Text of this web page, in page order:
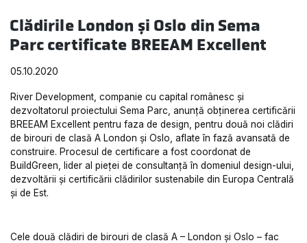
Clădirile London și Oslo din Sema
Parc certificate BREEAM Excellent
05.10.2020
River Development, companie cu capital românesc și
dezvoltatorul proiectului Sema Parc, anunță obținerea certificării
BREEAM Excellent pentru faza de design, pentru două noi clădiri
de birouri de clasă A London și Oslo, aflate în fază avansată de
construire. Procesul de certificare a fost coordonat de
BuildGreen, lider al pieței de consultanță în domeniul design-ului,
dezvoltării și certificării clădirilor sustenabile din Europa Centrală
și de Est.
Cele două clădiri de birouri de clasă A – London și Oslo – fac